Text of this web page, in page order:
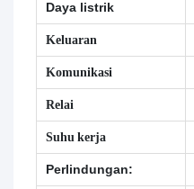
Daya listrik
Keluaran
Komunikasi
Relai
Suhu kerja
Perlindungan: